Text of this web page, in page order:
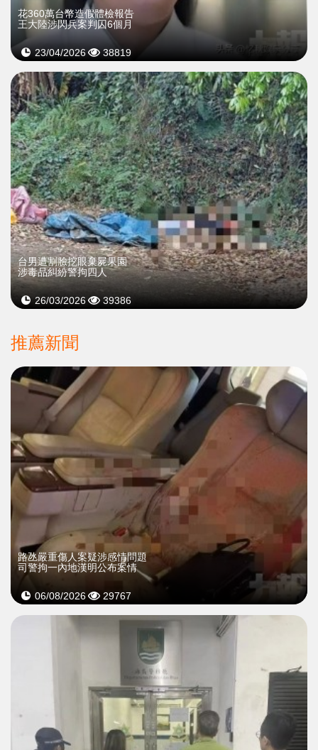
花360萬台幣造假體檢報告
王大陸涉閃兵案判囚6個月
23/04/2026 38819
台男遭割臉挖眼棄屍果園
涉毒品糾紛警拘四人
26/03/2026 39386
推薦新聞
​路氹嚴重傷人案疑涉感情問題
司警拘一內地漢明公布案情
06/08/2026 29767